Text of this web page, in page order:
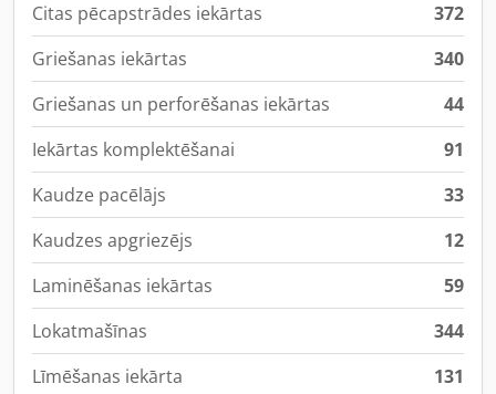
Citas pēcapstrādes iekārtas
372
Griešanas iekārtas
340
Griešanas un perforēšanas iekārtas
44
Iekārtas komplektēšanai
91
Kaudze pacēlājs
33
Kaudzes apgriezējs
12
Laminēšanas iekārtas
59
Lokatmašīnas
344
Līmēšanas iekārta
131